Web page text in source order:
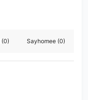
(0) Sayhomee (0)